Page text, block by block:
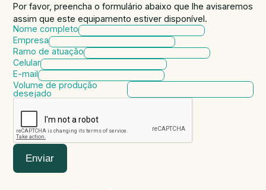
Por favor, preencha o formulário abaixo que lhe avisaremos
assim que este equipamento estiver disponível.
Nome completo
Empresa
Ramo de atuação
Celular
E-mail
Volume de produção
desejado
Enviar